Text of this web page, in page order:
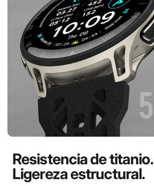
Resistencia de titanio.
Ligereza estructural.